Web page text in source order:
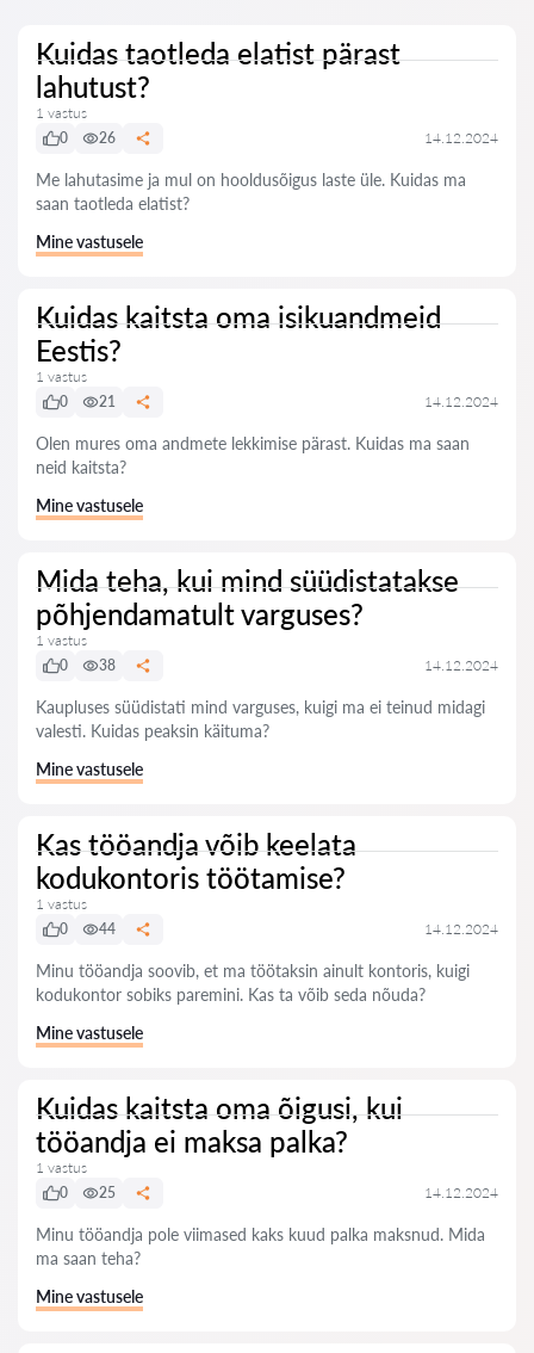
Kuidas taotleda elatist pärast
lahutust?
1 vastus
0
26 14.12.2024
Me lahutasime ja mul on hooldusõigus laste üle. Kuidas ma
saan taotleda elatist?
Mine vastusele
Kuidas kaitsta oma isikuandmeid
Eestis?
1 vastus
0
21 14.12.2024
Olen mures oma andmete lekkimise pärast. Kuidas ma saan
neid kaitsta?
Mine vastusele
Mida teha, kui mind süüdistatakse
põhjendamatult varguses?
1 vastus
0
38 14.12.2024
Kaupluses süüdistati mind varguses, kuigi ma ei teinud midagi
valesti. Kuidas peaksin käituma?
Mine vastusele
Kas tööandja võib keelata
kodukontoris töötamise?
1 vastus
0
44 14.12.2024
Minu tööandja soovib, et ma töötaksin ainult kontoris, kuigi
kodukontor sobiks paremini. Kas ta võib seda nõuda?
Mine vastusele
Kuidas kaitsta oma õigusi, kui
tööandja ei maksa palka?
1 vastus
0
25 14.12.2024
Minu tööandja pole viimased kaks kuud palka maksnud. Mida
ma saan teha?
Mine vastusele